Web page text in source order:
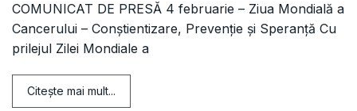
COMUNICAT DE PRESĂ 4 februarie – Ziua Mondială a
Cancerului – Conștientizare, Prevenție și Speranță Cu
prilejul Zilei Mondiale a
Citeşte mai mult...